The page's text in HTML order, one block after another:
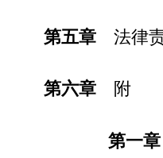
第五章法律
第六章附
第一